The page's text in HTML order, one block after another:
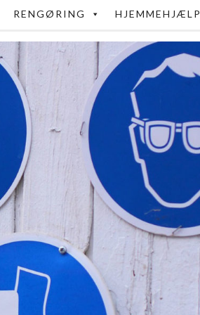
RENGØRING HJEMMEHJÆLP